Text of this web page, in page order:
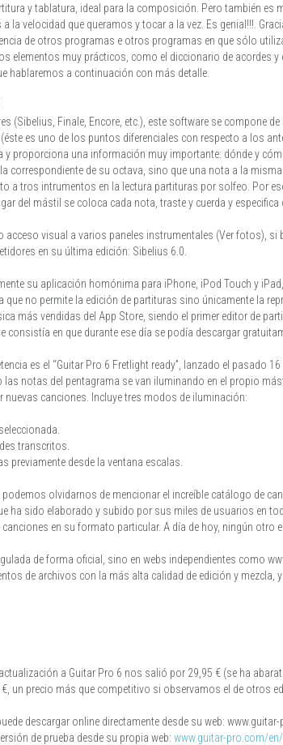
y tablatura, ideal para la composición. Pero también es
velocidad que queramos y tocar a la vez. Es genial!!!.
de otros programas e otros programas en que sólo
elementos muy prácticos, como el diccionario de acordes
hablaremos a continuación con más detalle.
(Sibelius, Finale, Encore, etc.), este software se compone
es uno de los puntos diferenciales con respecto a los
proporciona una información muy importante: dónde y
correspondiente de su octava, sino que una nota a la
a tros intrumentos en la lectura partituras por solfeo. Por
del mástil se coloca cada nota, traste y cuerda y
visual a varios paneles instrumentales (Ver fotos),
en su última edición: Sibelius 6.0.
su aplicación homónima para iPhone, iPod Touch y
no permite la edición de partituras sino únicamente la
más vendidas del App Store, siendo el primer editor de
consistía en que durante ese día se podía descargar
es el “Guitar Pro 6 Fretlight ready”, lanzado el pasado
notas del pentagrama se van iluminando en el propio
canciones. Incluye tres modos de iluminación:
transcritos.
previamente desde la ventana escalas.
olvidarnos de mencionar el increíble catálogo de
ha sido elaborado y subido por sus miles de usuarios en
en su formato particular. A día de hoy, ningún otro
de forma oficial, sino en webs independientes como
de archivos con la más alta calidad de edición y
a Guitar Pro 6 nos salió por 29,95 € (se ha
un precio más que competitivo si observamos el de otros
descargar online directamente desde su web:
de prueba desde su propia web: www.guitar-pro.com/